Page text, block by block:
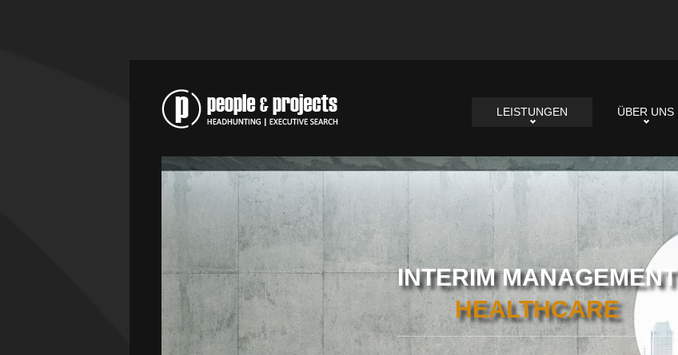
HEALTHCARE
LEISTUNGEN ÜBER UNS
INTERIM MANAGEMENT
HEALTHCARE